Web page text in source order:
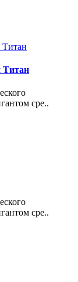
Титан
сре..
сре..